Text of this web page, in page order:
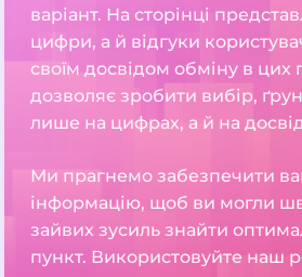
варіант. На сторінці
цифри, а й відгуки
своїм досвідом обміну в цих
дозволяє зробити вибір,
лише на цифрах, а й на
Ми прагнемо забезпечити
інформацію, щоб ви могли
зайвих зусиль знайти
пункт. Використовуйте наш